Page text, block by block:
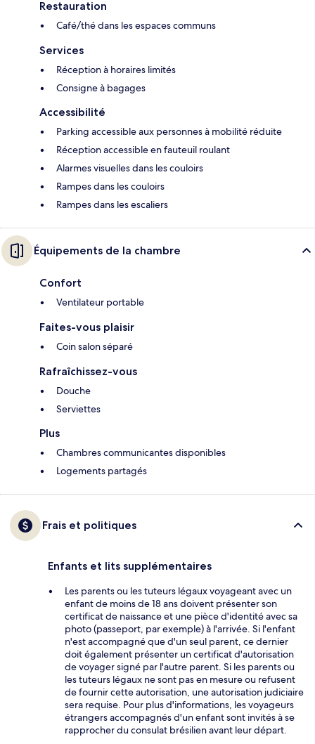
Restauration
Café/thé dans les espaces communs
Services
Réception à horaires limités
Consigne à bagages
Accessibilité
Parking accessible aux personnes à mobilité réduite
Réception accessible en fauteuil roulant
Alarmes visuelles dans les couloirs
Rampes dans les couloirs
Rampes dans les escaliers
Équipements de la chambre
Confort
Ventilateur portable
Faites-vous plaisir
Coin salon séparé
Rafraîchissez-vous
Douche
Serviettes
Plus
Chambres communicantes disponibles
Logements partagés
Frais et politiques
Enfants et lits supplémentaires
Les parents ou les tuteurs légaux voyageant avec un
enfant de moins de 18 ans doivent présenter son
certificat de naissance et une pièce d'identité avec sa
photo (passeport, par exemple) à l'arrivée. Si l'enfant
n'est accompagné que d'un seul parent, ce dernier
doit également présenter un certificat d'autorisation
de voyager signé par l'autre parent. Si les parents ou
les tuteurs légaux ne sont pas en mesure ou refusent
de fournir cette autorisation, une autorisation judiciaire
sera requise. Pour plus d'informations, les voyageurs
étrangers accompagnés d'un enfant sont invités à se
rapprocher du consulat brésilien avant leur départ.